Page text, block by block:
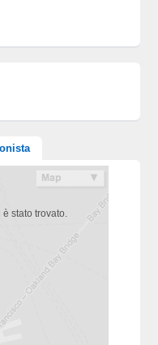
stato trovato.